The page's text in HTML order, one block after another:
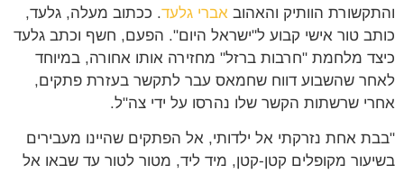
הוותיק והאהובאברי גלעד. ככתוב מעלה, גלעד,
טור אישי קבוע ל"ישראל היום". הפעם, חשף וכתב גלעד
מלחמת "חרבות ברזל" מחזירה אותו אחורה, במיוחד
שהשבוע דווח שחמאס עבר לתקשר בעזרת פתקים,
שרשתות הקשר שלו נהרסו על ידי צה"ל.
אחת נזרקתי אל ילדותי, אל הפתקים שהיינו מעבירים
מקופלים קטן-קטן, מיד ליד, מטור לטור עד שבאו אל